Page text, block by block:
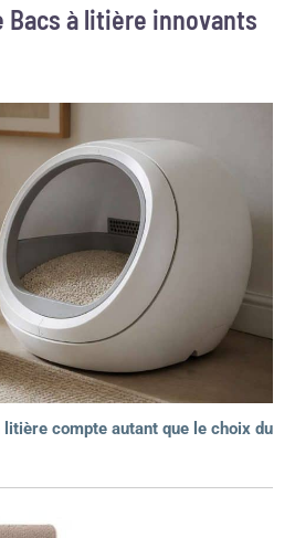
Bacs à litière innovants
compte autant que le choix du